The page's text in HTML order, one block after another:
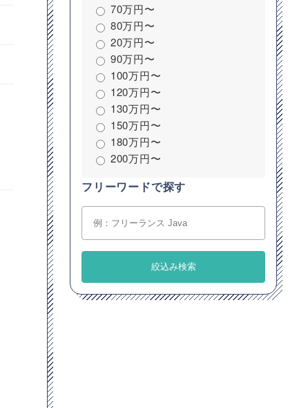
70万円〜
80万円〜
20万円〜
90万円〜
100万円〜
120万円〜
130万円〜
150万円〜
180万円〜
200万円〜
フリーワードで探す